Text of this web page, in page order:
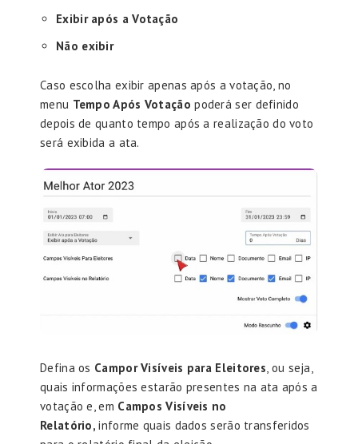
Exibir após a Votação
Não exibir
Caso escolha exibir apenas após a votação, no
menu Tempo Após Votaçãopoderá ser definido
depois de quanto tempo após a realização do voto
será exibida a ata.
Defina os Campor Visíveis para Eleitores, ou seja,
quais informações estarão presentes na ata após a
votação e, em Campos Visíveis no
Relatório,informe quais dados serão transferidos